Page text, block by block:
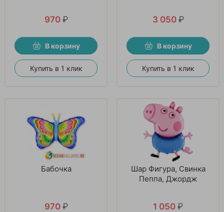
970 ₽
В корзину
Купить в 1 клик
3 050 ₽
В корзину
Купить в 1 клик
Бабочка
970 ₽
Шар Фигура, Свинка
Пеппа, Джордж
1 050 ₽